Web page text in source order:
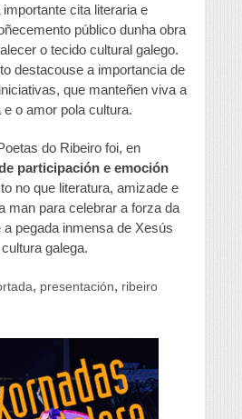
cita literaria e
público dunha obra
o tecido cultural galego.
destacouse a importancia de
que manteñen viva a
o amor pola cultura.
do Ribeiro foi, en
participación e emoción
no que literatura, amizade e
man para celebrar a forza da
pegada inmensa de Xesús
galega.
, presentación, ribeiro